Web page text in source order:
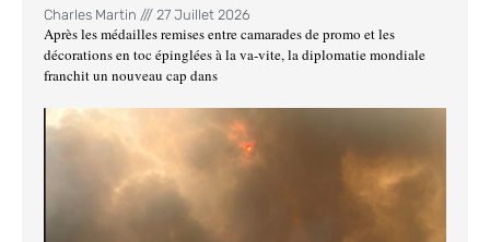
Charles Martin 27 Juillet 2026
Après les médailles remises entre camarades de promo et les
décorations en toc épinglées à la va-vite, la diplomatie mondiale
franchit un nouveau cap dans